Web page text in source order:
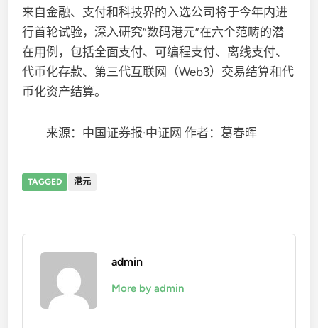
来自金融、支付和科技界的入选公司将于今年内进
行首轮试验，深入研究“数码港元”在六个范畴的潜
在用例，包括全面支付、可编程支付、离线支付、
代币化存款、第三代互联网（Web3）交易结算和代
币化资产结算。
来源：中国证券报·中证网 作者：葛春晖
TAGGED 港元
admin
More by admin